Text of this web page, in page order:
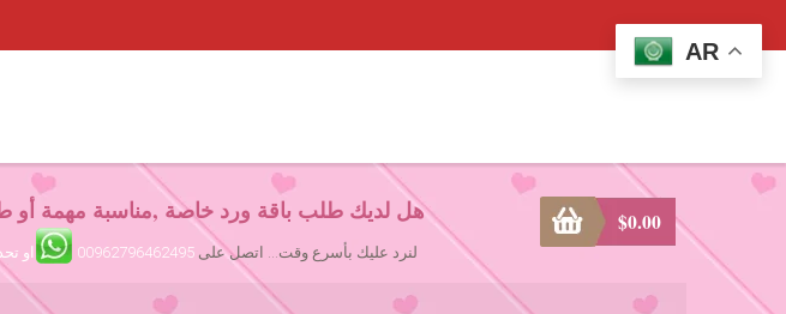
هل لديك طلب باقة ورد خاصة ,مناسبة مهمة أو
لنرد عليك بأسرع وقت... اتصل على 00962796462495 او
$0.00
AR